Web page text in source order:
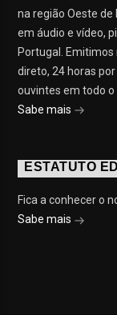
na região Oeste
em áudio e vídeo,
Portugal.
direto, 24 horas
ouvintes em todo
Sabe mais
ESTATUTO
Fica a conhecer o
Sabe mais